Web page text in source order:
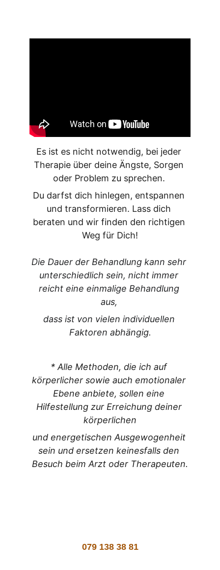
Es ist es nicht notwendig, bei jeder
Therapie über deine Ängste, Sorgen
oder Problem zu sprechen.
Du darfst dich hinlegen, entspannen
und transformieren. Lass dich
beraten und wir finden den richtigen
Weg für Dich!
Die Dauer der Behandlung kann sehr
unterschiedlich sein, nicht immer
reicht eine einmalige Behandlung
aus,
dass ist von vielen individuellen
Faktoren abhängig.
* Alle Methoden, die ich auf
körperlicher sowie auch emotionaler
Ebene anbiete, sollen eine
Hilfestellung zur Erreichung deiner
körperlichen
und energetischen Ausgewogenheit
sein und ersetzen keinesfalls den
Besuch beim Arzt oder Therapeuten.
079 138 38 81